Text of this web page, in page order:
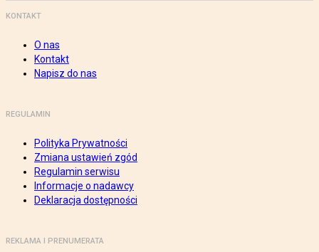
KONTAKT
O nas
Kontakt
Napisz do nas
REGULAMIN
Polityka Prywatności
Zmiana ustawień zgód
Regulamin serwisu
Informacje o nadawcy
Deklaracja dostępności
REKLAMA I PRENUMERATA